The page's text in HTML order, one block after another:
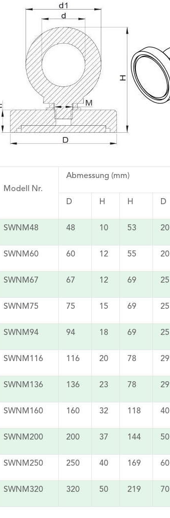
Modell Nr.
Abmessung (mm)
D
H H D
SWNM48 48 10 53 20
SWNM60 60 12 55 20
SWNM67 67 12 69 25
SWNM75 75 15 69 25
SWNM94 94 18 69 25
SWNM116 116 20 78 29
SWNM136 136 23 78 29
SWNM160 160 32 118 40
SWNM200 200 37 144 50
SWNM250 250 40 169 60
SWNM320 320 50 219 70